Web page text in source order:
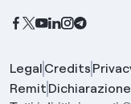
Legal Credits
Remit